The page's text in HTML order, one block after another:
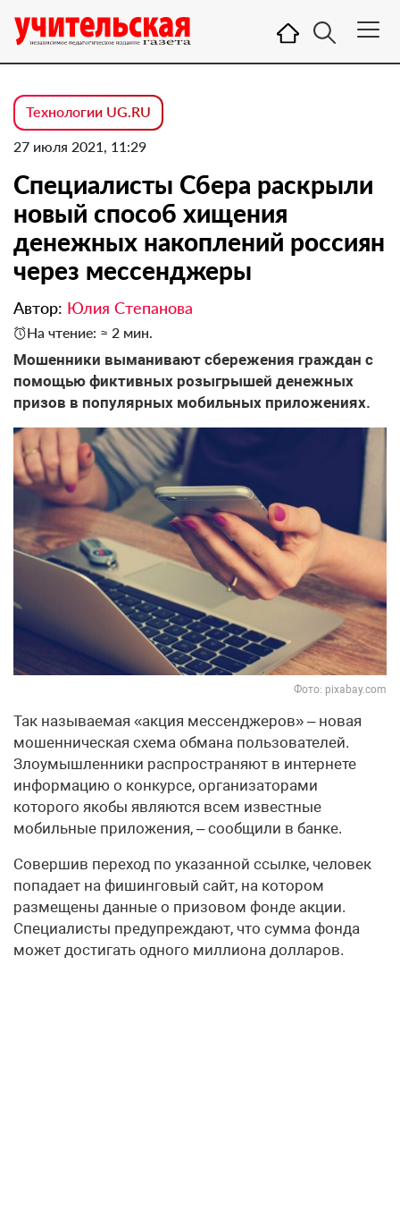
Технологии UG.RU
27 июля 2021, 11:29
Специалисты Сбера раскрыли
новый способ хищения
денежных накоплений россиян
через мессенджеры
Автор: Юлия Степанова
На чтение: ≈ 2 мин.
Мошенники выманивают сбережения граждан с
помощью фиктивных розыгрышей денежных
призов в популярных мобильных приложениях.
Фото: pixabay.com
Так называемая «акция мессенджеров» – новая
мошенническая схема обмана пользователей.
Злоумышленники распространяют в интернете
информацию о конкурсе, организаторами
которого якобы являются всем известные
мобильные приложения, – сообщили в банке.
Совершив переход по указанной ссылке, человек
попадает на фишинговый сайт, на котором
размещены данные о призовом фонде акции.
Специалисты предупреждают, что сумма фонда
может достигать одного миллиона долларов.